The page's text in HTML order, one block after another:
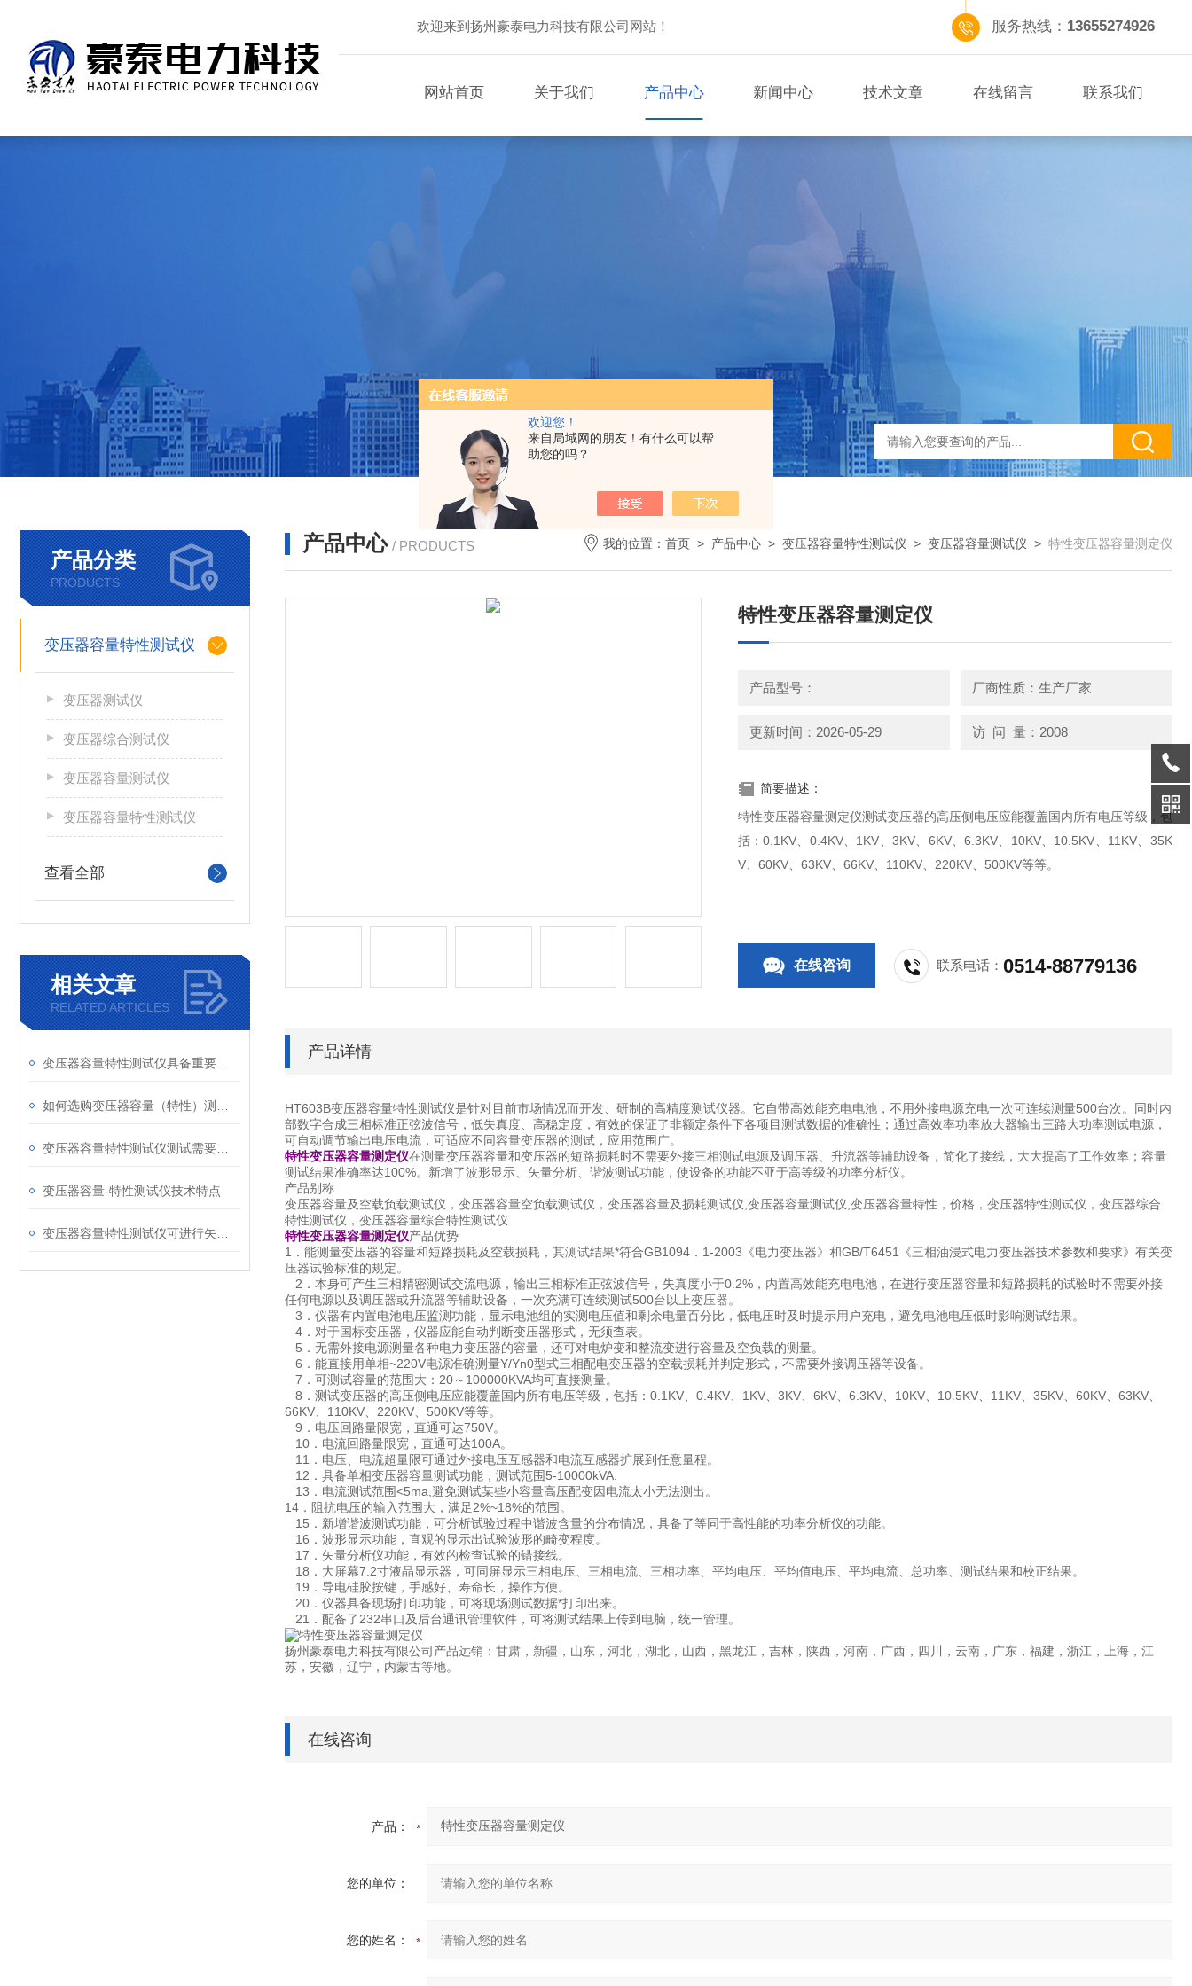
欢迎您！
来自局域网的朋友！有什么可以帮
助您的吗？
欢迎来到扬州豪泰电力科技有限公司网站！ 服务热线： 13655274926
网站首页 关于我们 产品中心 新闻中心 技术文章 在线留言 联系我们
产品分类
PRODUCTS
变压器容量特性测试仪
变压器测试仪
变压器综合测试仪
变压器容量测试仪
变压器容量特性测试仪
查看全部
相关文章
RELATED ARTICLES
变压器容量-特性测试仪技术特点
产品中心 / PRODUCTS 我的位置： 首页 > 产品中心 > 变压器容量特性测试仪 > 变压器容量测试仪 > 特性变压器容量测定仪
特性变压器容量测定仪
产品型号： 厂商性质：生产厂家
更新时间：2026-05-29 访 问 量：2008
简要描述：
特性变压器容量测定仪测试变压器的高压侧电压应能覆盖国内所有电压等级，包
括：0.1KV、0.4KV、1KV、3KV、6KV、6.3KV、10KV、10.5KV、11KV、35K
V、60KV、63KV、66KV、110KV、220KV、500KV等等。
在线咨询 联系电话：0514-88779136
产品详情
HT603B变压器容量特性测试仪是针对目前市场情况而开发、研制的高精度测试仪器。它自带高效能充电电池，不用外接电源充电一次可连续测量500台次。同时内
部数字合成三相标准正弦波信号，低失真度、高稳定度，有效的保证了非额定条件下各项目测试数据的准确性；通过高效率功率放大器输出三路大功率测试电源，
可自动调节输出电压电流，可适应不同容量变压器的测试，应用范围广。
特性变压器容量测定仪在测量变压器容量和变压器的短路损耗时不需要外接三相测试电源及调压器、升流器等辅助设备，简化了接线，大大提高了工作效率；容量
测试结果准确率达100%。新增了波形显示、矢量分析、谐波测试功能，使设备的功能不亚于高等级的功率分析仪。
产品别称
变压器容量及空载负载测试仪，变压器容量空负载测试仪，变压器容量及损耗测试仪,变压器容量测试仪,变压器容量特性，价格，变压器特性测试仪，变压器综合
特性测试仪，变压器容量综合特性测试仪
特性变压器容量测定仪产品优势
1．能测量变压器的容量和短路损耗及空载损耗，其测试结果*符合GB1094．1-2003《电力变压器》和GB/T6451《三相油浸式电力变压器技术参数和要求》有关变
压器试验标准的规定。
2．本身可产生三相精密测试交流电源，输出三相标准正弦波信号，失真度小于0.2%，内置高效能充电电池，在进行变压器容量和短路损耗的试验时不需要外接
任何电源以及调压器或升流器等辅助设备，一次充满可连续测试500台以上变压器。
3．仪器有内置电池电压监测功能，显示电池组的实测电压值和剩余电量百分比，低电压时及时提示用户充电，避免电池电压低时影响测试结果。
4．对于国标变压器，仪器应能自动判断变压器形式，无须查表。
5．无需外接电源测量各种电力变压器的容量，还可对电炉变和整流变进行容量及空负载的测量。
6．能直接用单相~220V电源准确测量Y/Yn0型式三相配电变压器的空载损耗并判定形式，不需要外接调压器等设备。
7．可测试容量的范围大：20～100000KVA均可直接测量。
8．测试变压器的高压侧电压应能覆盖国内所有电压等级，包括：0.1KV、0.4KV、1KV、3KV、6KV、6.3KV、10KV、10.5KV、11KV、35KV、60KV、63KV、
66KV、110KV、220KV、500KV等等。
9．电压回路量限宽，直通可达750V。
10．电流回路量限宽，直通可达100A。
11．电压、电流超量限可通过外接电压互感器和电流互感器扩展到任意量程。
12．具备单相变压器容量测试功能，测试范围5-10000kVA.
13．电流测试范围<5ma,避免测试某些小容量高压配变因电流太小无法测出。
14．阻抗电压的输入范围大，满足2%~18%的范围。
15．新增谐波测试功能，可分析试验过程中谐波含量的分布情况，具备了等同于高性能的功率分析仪的功能。
16．波形显示功能，直观的显示出试验波形的畸变程度。
17．矢量分析仪功能，有效的检查试验的错接线。
18．大屏幕7.2寸液晶显示器，可同屏显示三相电压、三相电流、三相功率、平均电压、平均值电压、平均电流、总功率、测试结果和校正结果。
19．导电硅胶按键，手感好、寿命长，操作方便。
20．仪器具备现场打印功能，可将现场测试数据*打印出来。
21．配备了232串口及后台通讯管理软件，可将测试结果上传到电脑，统一管理。
扬州豪泰电力科技有限公司产品远销：甘肃，新疆，山东，河北，湖北，山西，黑龙江，吉林，陕西，河南，广西，四川，云南，广东，福建，浙江，上海，江
苏，安徽，辽宁，内蒙古等地。
在线咨询
产品：
您的单位：
您的姓名：